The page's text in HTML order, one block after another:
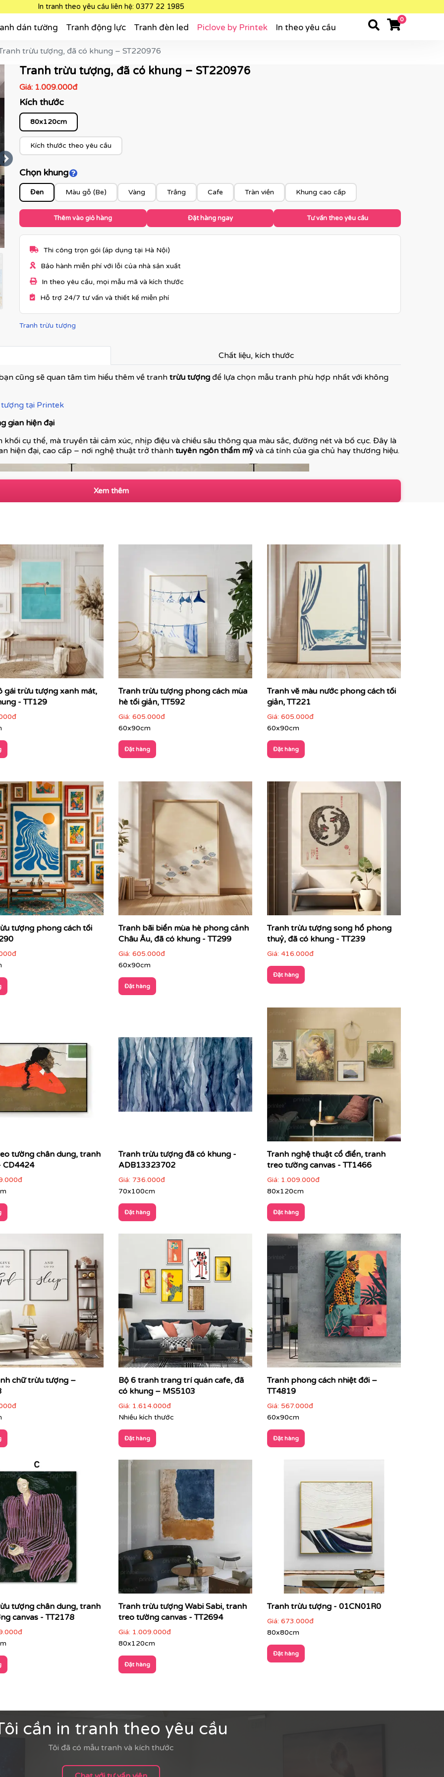
In tranh theo yêu cầu liên hệ: 0377 22 1985
dán tường Tranh động lực Tranh đèn led Piclove by Printek In theo yêu cầu
0
trừu tượng, đã có khung – ST220976
Tranh trừu tượng, đã có khung – ST220976
Giá: 1.009.000đ
Kích thước
80x120cm
Kích thước theo yêu cầu
Chọn khungClick để xem màu khung
Đen Màu gỗ (Be) Vàng Trắng Cafe Tràn viền Khung cao cấp
Thêm vào giỏ hàng Đặt hàng ngay Tư vấn theo yêu cầu
Thi công trọn gói (áp dụng tại Hà Nội)
Bảo hành miễn phí với lỗi của nhà sản xuất
In theo yêu cầu, mọi mẫu mã và kích thước
Hỗ trợ 24/7 tư vấn và thiết kế miễn phí
Tranh trừu tượng
Chất liệu, kích thước
cũng sẽ quan tâm tìm hiểu thêm về tranh trừu tượng để lựa chọn mẫu tranh phù hợp nhất với không
tại Printek
gian hiện đại
cụ thể, mà truyền tải cảm xúc, nhịp điệu và chiều sâu thông qua màu sắc, đường nét và bố cục. Đây là
hiện đại, cao cấp – nơi nghệ thuật trở thành tuyên ngôn thẩm mỹ và cá tính của gia chủ hay thương hiệu.
quy tắc mô tả
ngay từ cái nhìn đầu tiên
kích thước
cách riêng
gian:
điểm nhấn trung tâm
Xem thêm
gái trừu tượng xanh mát,
- TT129
Tranh trừu tượng phong cách mùa
hè tối giản, TT592
Giá: 605.000đ
60x90cm
Đặt hàng
Tranh vẽ màu nước phong cách tối
giản, TT221
Giá: 605.000đ
60x90cm
Đặt hàng
tượng phong cách tối
Tranh bãi biển mùa hè phong cảnh
Châu Âu, đã có khung - TT299
Giá: 605.000đ
60x90cm
Đặt hàng
Tranh trừu tượng song hổ phong
thuỷ, đã có khung - TT239
Giá: 416.000đ
Đặt hàng
tường chân dung, tranh
CD4424
Tranh trừu tượng đã có khung -
ADB13323702
Giá: 736.000đ
70x100cm
Đặt hàng
Tranh nghệ thuật cổ điển, tranh
treo tường canvas - TT1466
Giá: 1.009.000đ
80x120cm
Đặt hàng
chữ trừu tượng –
Bộ 6 tranh trang trí quán cafe, đã
có khung – MS5103
Giá: 1.614.000đ
Nhiều kích thước
Đặt hàng
Tranh phong cách nhiệt đới –
TT4819
Giá: 567.000đ
60x90cm
Đặt hàng
tượng chân dung, tranh
canvas - TT2178
Tranh trừu tượng Wabi Sabi, tranh
treo tường canvas - TT2694
Giá: 1.009.000đ
80x120cm
Đặt hàng
Tranh trừu tượng - 01CN01R0
Giá: 673.000đ
80x80cm
Đặt hàng
cần in tranh theo yêu cầu
Tôi đã có mẫu tranh và kích thước